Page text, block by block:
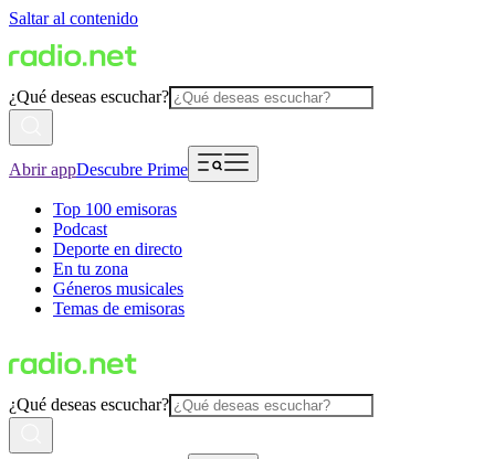
Saltar al contenido
¿Qué deseas escuchar?
Abrir appDescubre Prime
Top 100 emisoras
Podcast
Deporte en directo
En tu zona
Géneros musicales
Temas de emisoras
¿Qué deseas escuchar?